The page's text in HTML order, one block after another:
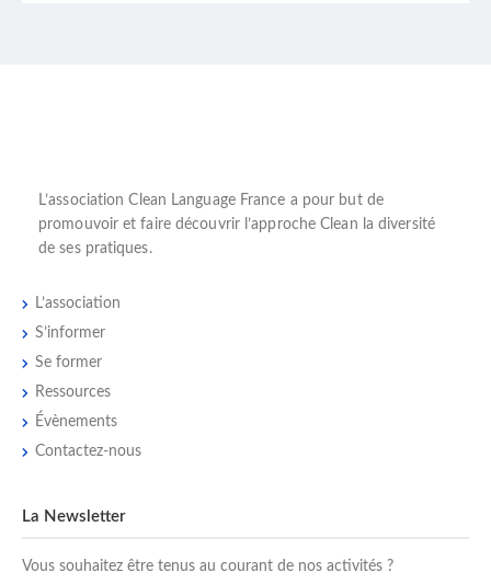
L’association Clean Language France a pour but de
promouvoir et faire découvrir l’approche Clean la diversité
de ses pratiques.
L’association
S’informer
Se former
Ressources
Évènements
Contactez-nous
La Newsletter
Vous souhaitez être tenus au courant de nos activités ?